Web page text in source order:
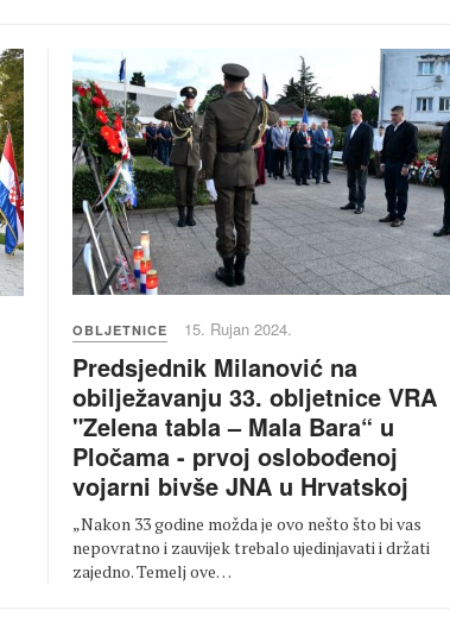
OBLJETNICE 15. Rujan 2024.
Predsjednik Milanović na
obilježavanju 33. obljetnice VRA
"Zelena tabla – Mala Bara“ u
Pločama - prvoj oslobođenoj
vojarni bivše JNA u Hrvatskoj
„Nakon 33 godine možda je ovo nešto što bi vas
nepovratno i zauvijek trebalo ujedinjavati i držati
zajedno. Temelj ove…